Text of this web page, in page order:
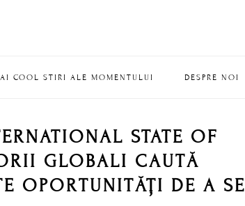
COOL STIRI ALE MOMENTULUI DESPRE NOI
STATE OF
GLOBALI CAUTĂ
OPORTUNITĂȚI DE A SE